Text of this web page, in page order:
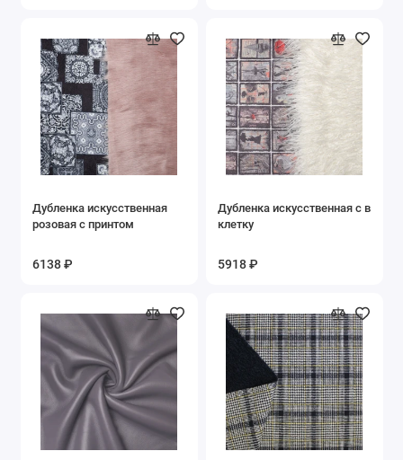
Дубленка искусственная
розовая с принтом
6138 ₽
Дубленка искусственная с в
клетку
5918 ₽